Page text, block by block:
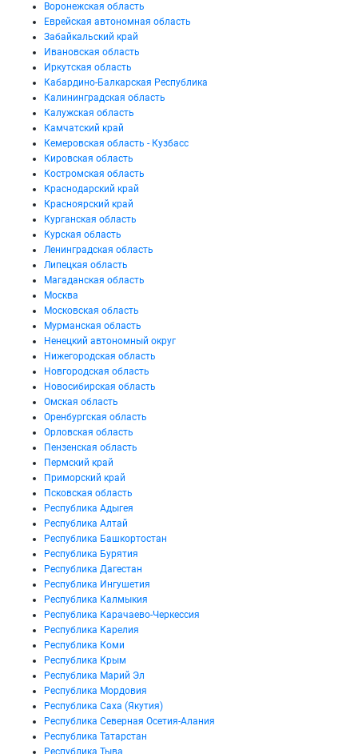
Воронежская область
Еврейская автономная область
Забайкальский край
Ивановская область
Иркутская область
Кабардино-Балкарская Республика
Калининградская область
Калужская область
Камчатский край
Кемеровская область - Кузбасс
Кировская область
Костромская область
Краснодарский край
Красноярский край
Курганская область
Курская область
Ленинградская область
Липецкая область
Магаданская область
Москва
Московская область
Мурманская область
Ненецкий автономный округ
Нижегородская область
Новгородская область
Новосибирская область
Омская область
Оренбургская область
Орловская область
Пензенская область
Пермский край
Приморский край
Псковская область
Республика Адыгея
Республика Алтай
Республика Башкортостан
Республика Бурятия
Республика Дагестан
Республика Ингушетия
Республика Калмыкия
Республика Карачаево-Черкессия
Республика Карелия
Республика Коми
Республика Крым
Республика Марий Эл
Республика Мордовия
Республика Саха (Якутия)
Республика Северная Осетия-Алания
Республика Татарстан
Республика Тыва